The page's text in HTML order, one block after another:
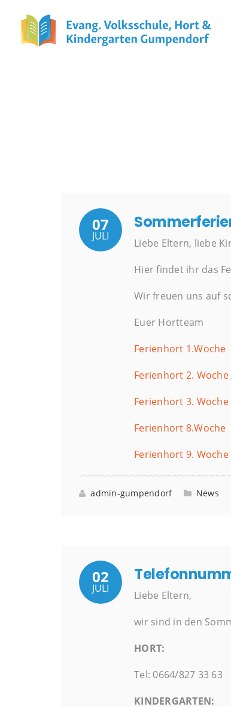
07
JULI
Liebe Eltern, liebe
Hier findet ihr das
Wir freuen uns auf
Euer Hortteam
Ferienhort 1.Woche
Ferienhort 2. Woche
Ferienhort 3. Woche
Ferienhort 8.Woche
Ferienhort 9. Woche
admin-gumpendorf News
02
JULI
Liebe Eltern,
wir sind in den
HORT:
Tel: 0664/827 33 63
KINDERGARTEN: